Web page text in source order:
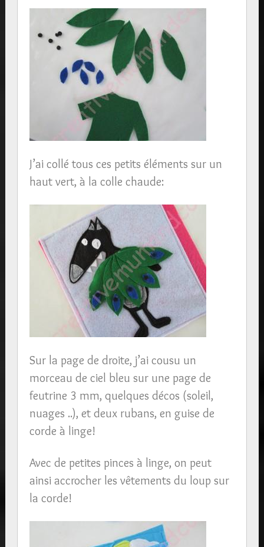
J’ai collé tous ces petits éléments sur un
haut vert, à la colle chaude:
Sur la page de droite, j’ai cousu un
morceau de ciel bleu sur une page de
feutrine 3 mm, quelques décos (soleil,
nuages ..), et deux rubans, en guise de
corde à linge!
Avec de petites pinces à linge, on peut
ainsi accrocher les vêtements du loup sur
la corde!